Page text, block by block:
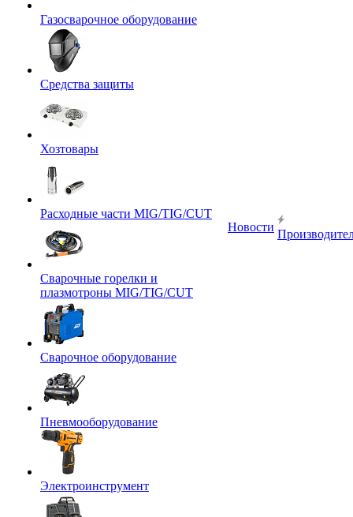
Газосварочное оборудование
Средства защиты
Хозтовары
Расходные части MIG/TIG/CUT
Сварочные горелки и
плазмотроны MIG/TIG/CUT
Сварочное оборудование
Пневмооборудование
Электроинструмент
Новости